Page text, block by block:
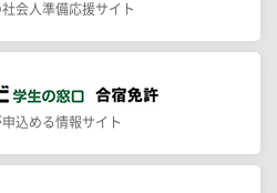
会人準備応援サイト
込める情報サイト